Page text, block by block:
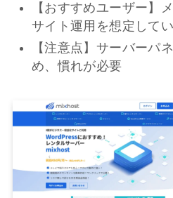
【おすすめユーザー】
サイト運用を想定して
【注意点】サーバーパ
め、慣れが必要